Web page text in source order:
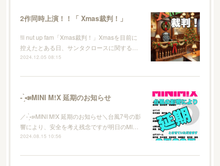
2作同時上演！！「 Xmas裁判！」
!ll nut up fam「Xmas裁判！」Xmasを目前に
控えたとある日、サンタクロースに関する…
2024.12.05 08:15
- ̗̀📣MINI M!X 延期のお知らせ
／- ̗̀📣MINI M!X 延期のお知らせ＼台風7号の影
響により、安全を考え残念ですが明日のMI…
2024.08.15 10:56